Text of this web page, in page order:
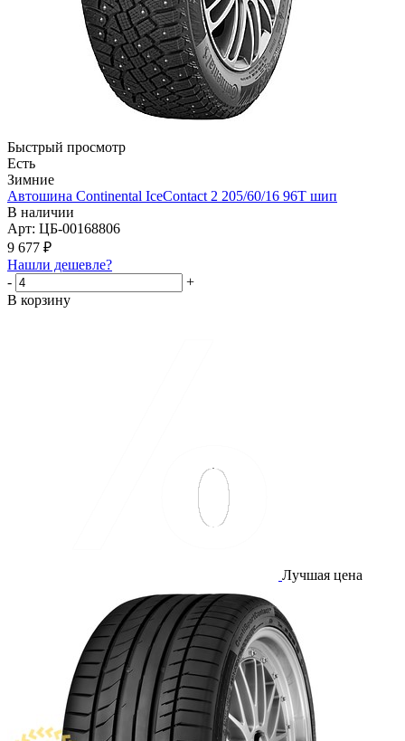
Быстрый просмотр
Есть
Зимние
Автошина Continental IceContact 2 205/60/16 96T шип
В наличии
Арт: ЦБ-00168806
9 677 ₽
Нашли дешевле?
-
+
В корзину
Лучшая цена